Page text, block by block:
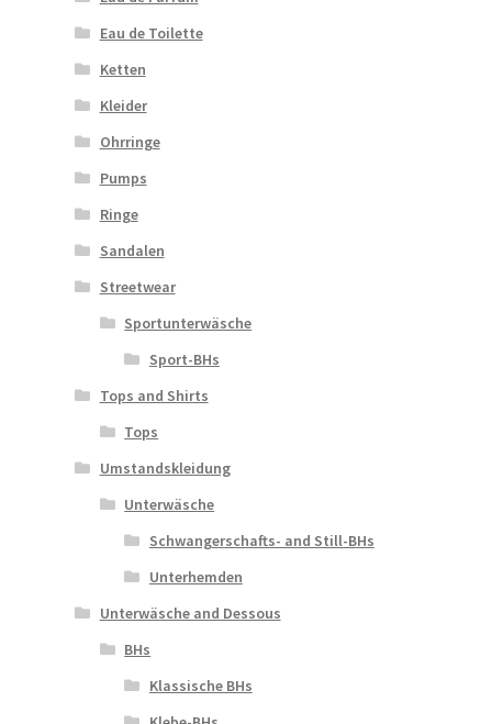
Eau de Toilette
Ketten
Kleider
Ohrringe
Pumps
Ringe
Sandalen
Streetwear
Sportunterwäsche
Sport-BHs
Tops and Shirts
Tops
Umstandskleidung
Unterwäsche
Schwangerschafts- and Still-BHs
Unterhemden
Unterwäsche and Dessous
BHs
Klassische BHs